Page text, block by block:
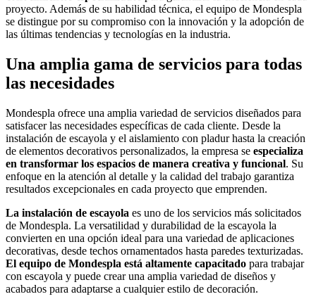
proyecto. Además de su habilidad técnica, el equipo de Mondespla
se distingue por su compromiso con la innovación y la adopción de
las últimas tendencias y tecnologías en la industria.
Una amplia gama de servicios para todas
las necesidades
Mondespla ofrece una amplia variedad de servicios diseñados para
satisfacer las necesidades específicas de cada cliente. Desde la
instalación de escayola y el aislamiento con pladur hasta la creación
de elementos decorativos personalizados, la empresa se especializa
en transformar los espacios de manera creativa y funcional. Su
enfoque en la atención al detalle y la calidad del trabajo garantiza
resultados excepcionales en cada proyecto que emprenden.
La instalación de escayola es uno de los servicios más solicitados
de Mondespla. La versatilidad y durabilidad de la escayola la
convierten en una opción ideal para una variedad de aplicaciones
decorativas, desde techos ornamentados hasta paredes texturizadas.
El equipo de Mondespla está altamente capacitado para trabajar
con escayola y puede crear una amplia variedad de diseños y
acabados para adaptarse a cualquier estilo de decoración.